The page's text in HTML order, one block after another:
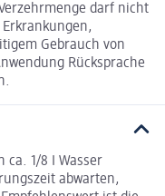
darf nicht
Gebrauch von
Rücksprache
ca. 1/8 I Wasser
abwarten,